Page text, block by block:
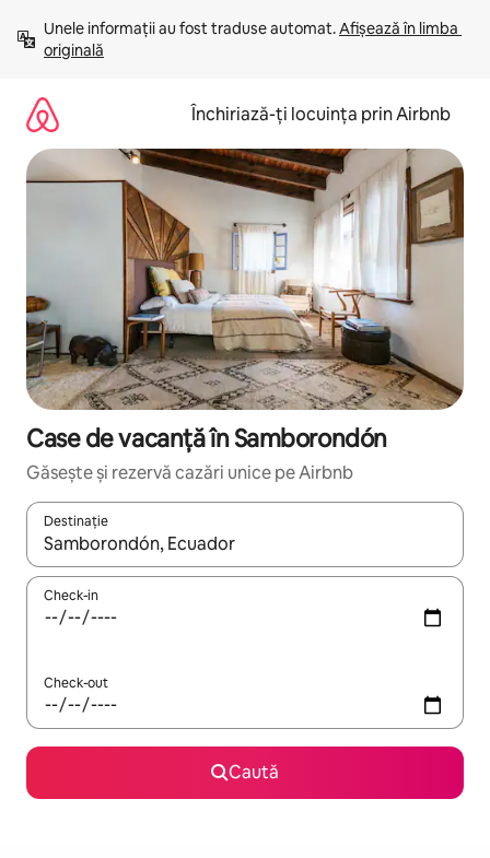
mergi
conținut
Unele informații au fost traduse automat. Afișează în limba
originală
Închiriază-ți locuința prin Airbnb
Case de vacanță în Samborondón
Găsește și rezervă cazări unice pe Airbnb
Destinație
Când se încarcă rezultatele, navighează folosind tastele
Check-in
Check-out
Caută